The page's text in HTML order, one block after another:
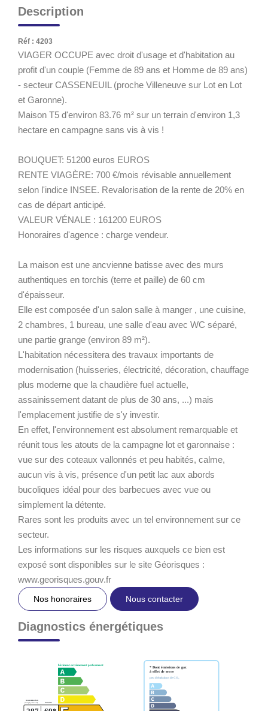
Description
Réf : 4203
VIAGER OCCUPE avec droit d'usage et d'habitation au
profit d'un couple (Femme de 89 ans et Homme de 89 ans)
- secteur CASSENEUIL (proche Villeneuve sur Lot en Lot
et Garonne).
Maison T5 d'environ 83.76 m² sur un terrain d'environ 1,3
hectare en campagne sans vis à vis !
BOUQUET: 51200 euros EUROS
RENTE VIAGÈRE: 700 €/mois révisable annuellement
selon l'indice INSEE. Revalorisation de la rente de 20% en
cas de départ anticipé.
VALEUR VÉNALE : 161200 EUROS
Honoraires d'agence : charge vendeur.
La maison est une ancvienne batisse avec des murs
authentiques en torchis (terre et paille) de 60 cm
d'épaisseur.
Elle est composée d'un salon salle à manger , une cuisine,
2 chambres, 1 bureau, une salle d'eau avec WC séparé,
une partie grange (environ 89 m²).
L'habitation nécessitera des travaux importants de
modernisation (huisseries, électricité, décoration, chauffage
plus moderne que la chaudière fuel actuelle,
assainissement datant de plus de 30 ans, ...) mais
l'emplacement justifie de s'y investir.
En effet, l'environnement est absolument remarquable et
réunit tous les atouts de la campagne lot et garonnaise :
vue sur des coteaux vallonnés et peu habités, calme,
aucun vis à vis, présence d'un petit lac aux abords
bucoliques idéal pour des barbecues avec vue ou
simplement la détente.
Rares sont les produits avec un tel environnement sur ce
secteur.
Les informations sur les risques auxquels ce bien est
exposé sont disponibles sur le site Géorisques :
www.georisques.gouv.fr
Nos honoraires Nous contacter
Diagnostics énergétiques